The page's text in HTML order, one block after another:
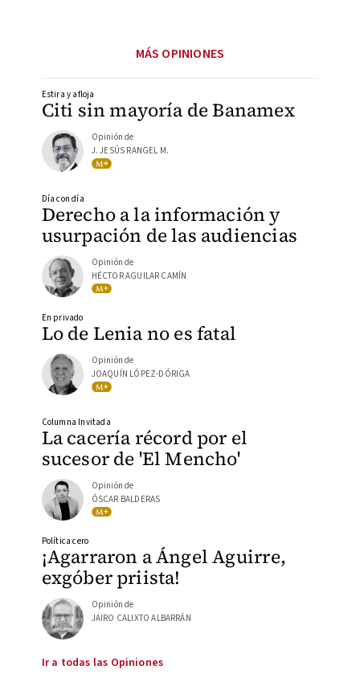
MÁS OPINIONES
Citi sin mayoría de Banamex
Estira y afloja
Opinión de
J. JESÚS RANGEL M.
Derecho a la información y
usurpación de las audiencias
Día con día
Opinión de
HÉCTOR AGUILAR CAMÍN
Lo de Lenia no es fatal
En privado
Opinión de
JOAQUÍN LÓPEZ-DÓRIGA
La cacería récord por el
sucesor de 'El Mencho'
Columna Invitada
Opinión de
ÓSCAR BALDERAS
¡Agarraron a Ángel Aguirre,
exgóber priista!
Política cero
Opinión de
JAIRO CALIXTO ALBARRÁN
Ir a todas las Opiniones